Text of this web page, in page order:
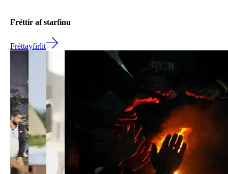
Fréttir af starfinu
Fréttayfirlit